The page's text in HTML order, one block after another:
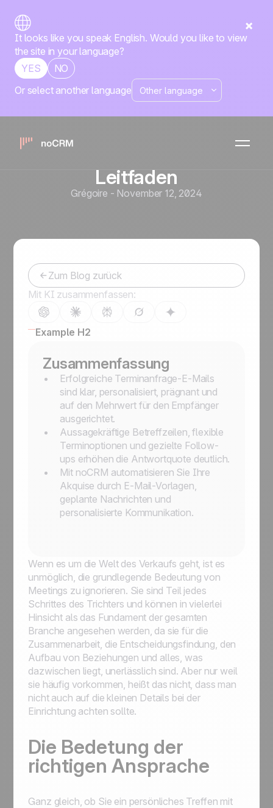
It looks like you speak English. Would you like to view
the site in your language?
YES
NO
Or select another language
Sales-Tools & Automatisierung Prospecting
Wie man effiziente E-Mails
mit Besprechungsanfragen
Leitfaden
Grégoire - November 12, 2024
Zum Blog zurück
Mit KI zusammenfassen:
Example H2
Zusammenfassung
Erfolgreiche Terminanfrage-E-Mails
sind klar, personalisiert, prägnant und
auf den Mehrwert für den Empfänger
ausgerichtet.
Aussagekräftige Betreffzeilen, flexible
Terminoptionen und gezielte Follow-
ups erhöhen die Antwortquote deutlich.
Mit noCRM automatisieren Sie Ihre
Akquise durch E-Mail-Vorlagen,
geplante Nachrichten und
personalisierte Kommunikation.
Wenn es um die Welt des Verkaufs geht, ist es
unmöglich, die grundlegende Bedeutung von
Meetings zu ignorieren. Sie sind Teil jedes
Schrittes des Trichters und können in vielerlei
Hinsicht als das Fundament der gesamten
Branche angesehen werden, da sie für die
Zusammenarbeit, die Entscheidungsfindung, den
Aufbau von Beziehungen und alles, was
dazwischen liegt, unerlässlich sind. Aber nur weil
sie häufig vorkommen, heißt das nicht, dass man
nicht auch auf die kleinen Details bei der
Einrichtung achten sollte.
Die Bedetung der
richtigen Ansprache
Ganz gleich, ob Sie ein persönliches Treffen mit